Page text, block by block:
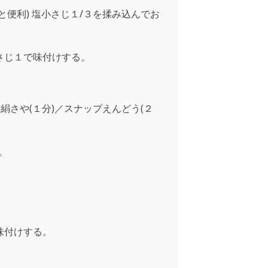
利) 塩小さじ１/３を揉み込んでお
１で味付けする。
さや(１分)／スナップえんどう(２
けする。